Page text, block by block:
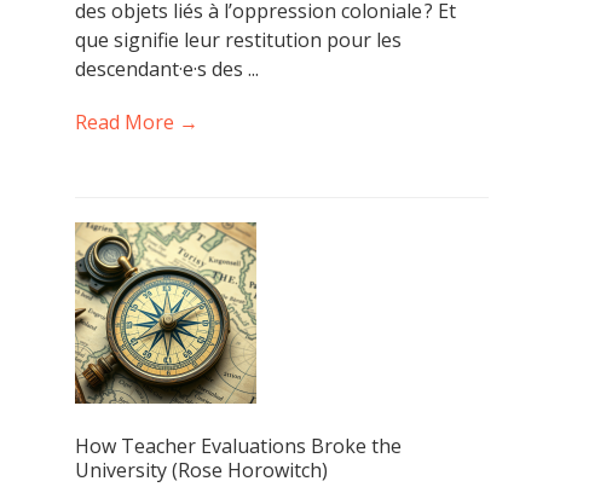
des objets liés à l’oppression coloniale ? Et
que signifie leur restitution pour les
descendant·e·s des ...
Read More →
How Teacher Evaluations Broke the
University (Rose Horowitch)